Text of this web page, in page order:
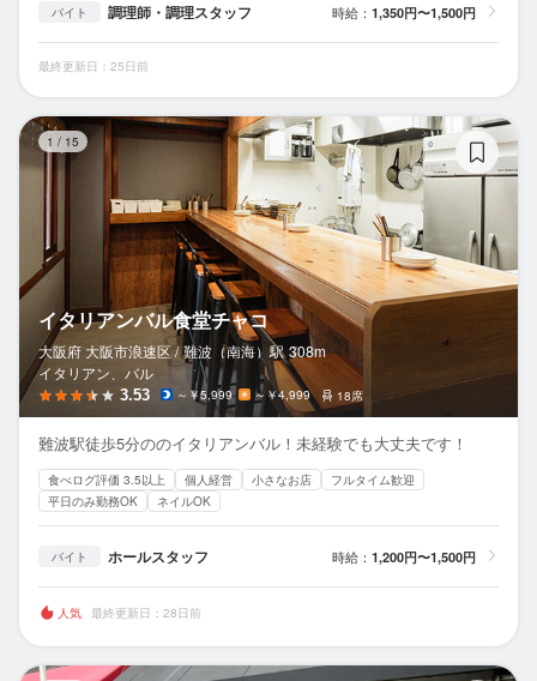
バイト 調理師・調理スタッフ 時給： 1,350円〜1,500円
最終更新日：25日前
1 / 15
イタリアンバル食堂チャコ
大阪府 大阪市浪速区 / 難波（南海）駅 308m
イタリアン、バル
3.53 ～￥5,999 ～￥4,999 18席
難波駅徒歩5分ののイタリアンバル！未経験でも大丈夫です！
食べログ評価 3.5以上 個人経営 小さなお店
フルタイム歓迎
平日のみ勤務OK
ネイルOK
バイト ホールスタッフ 時給： 1,200円〜1,500円
人気 最終更新日：28日前